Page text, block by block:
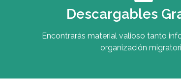
Descargables
Encontrarás material valioso tanto
organización